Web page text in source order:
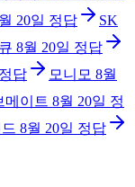
20일 정답
SK
8월 20일 정답
정답 모니모 8월
메이트 8월 20일 정
8월 20일 정답